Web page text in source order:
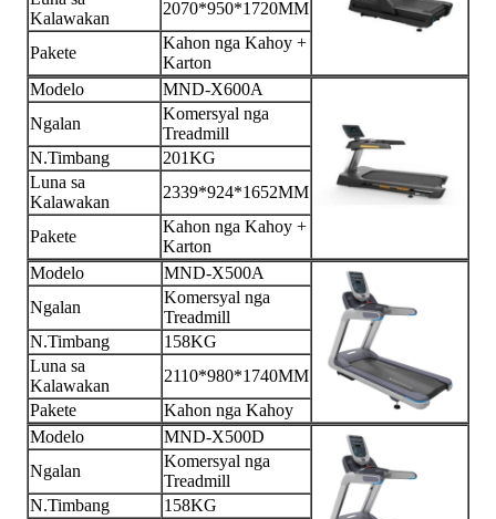
Kalawakan
2070*950*1720MM
Pakete
Kahon nga Kahoy +
Karton
Modelo
MND-X600A
Ngalan
Komersyal nga
Treadmill
N.Timbang
201KG
Luna sa
Kalawakan
2339*924*1652MM
Pakete
Kahon nga Kahoy +
Karton
Modelo
MND-X500A
Ngalan
Komersyal nga
Treadmill
N.Timbang
158KG
Luna sa
Kalawakan
2110*980*1740MM
Pakete
Kahon nga Kahoy
Modelo
MND-X500D
Ngalan
Komersyal nga
Treadmill
N.Timbang
158KG